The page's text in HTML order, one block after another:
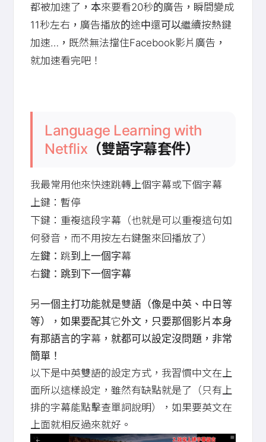
都被加速了，本來要看20秒的廣告，瞬間變成
11秒左右，廣告播放的途中還可以繼續按熱鍵
加速…，既然無法擋住Facebook影片廣告，
就加速看完吧！
Language Learning with
Netflix （雙語字幕套件）
我最常用他來快速跳轉上個字幕或下個字幕
上鍵：暫停
下鍵：重複這段字幕（也就是可以重複這句如
何發音，而不用按左右鍵盤來回播放了）
左鍵：跳到上一個字幕
右鍵：跳到下一個字幕
另一個主打功能就是雙語（像是中英、中日等
等），如果要配其它外文，只要那個影片本身
有那語言的字幕，就都可以設定沒問題，非常
簡單！
以下是中英雙語的設定方式，我習慣中文在上
面所以這樣設定，雖然有缺點就是了（只有上
排的字幕能點擊查單詞說明），如果要英文在
上面就相反過來就好。